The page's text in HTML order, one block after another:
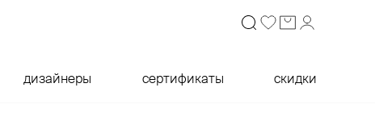
дизайнеры сертификаты скидки